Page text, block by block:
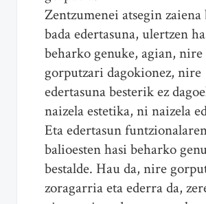
Zentzumenei atsegin
bada edertasuna, ulertzen
beharko genuke, agian, nire
gorputzari dagokionez, nire
edertasuna besterik ez
naizela estetika, ni naizela
Eta edertasun
balioesten hasi beharko
bestalde. Hau da, nire
zoragarria eta ederra da,